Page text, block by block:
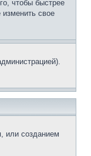
чтобы быстрее
свое
или созданием